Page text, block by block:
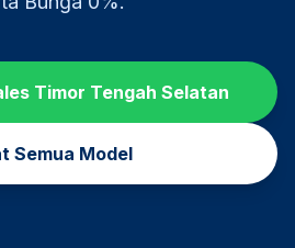
Timor Tengah Selatan
Semua Model